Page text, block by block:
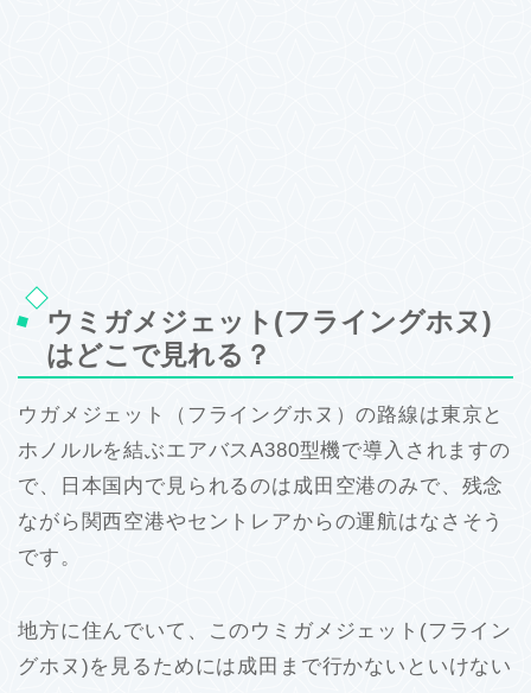
ウミガメジェット(フライングホヌ)
はどこで見れる？
ウガメジェット（フライングホヌ）の路線は東京と
ホノルルを結ぶエアバスA380型機で導入されますの
で、日本国内で見られるのは成田空港のみで、残念
ながら関西空港やセントレアからの運航はなさそう
です。
地方に住んでいて、このウミガメジェット(フライン
グホヌ)を見るためには成田まで行かないといけない